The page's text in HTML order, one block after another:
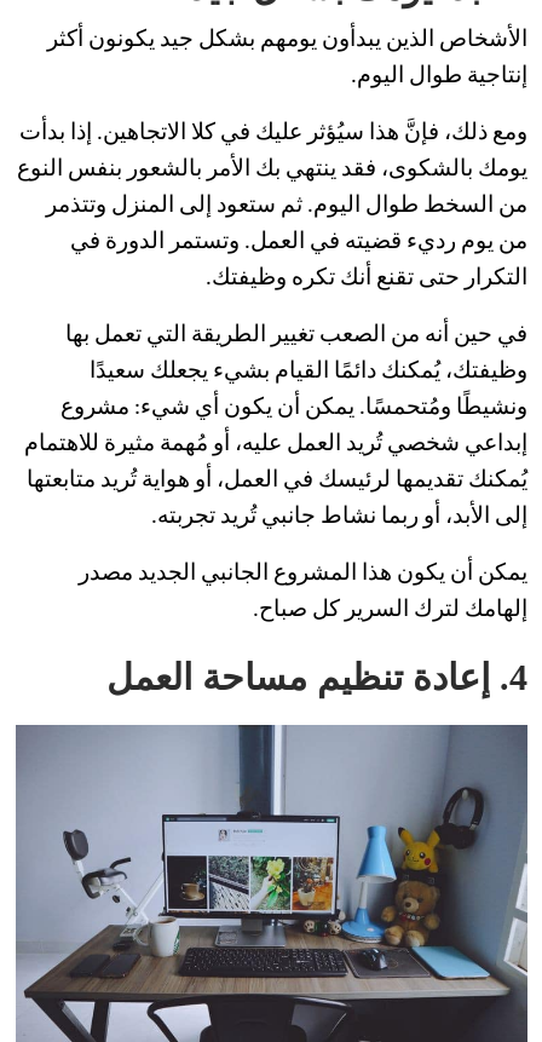
الأشخاص الذين يبدأون يومهم بشكل جيد يكونون أكثر
إنتاجية طوال اليوم.
ومع ذلك، فإنَّ هذا سيُؤثر عليك في كلا الاتجاهين. إذا بدأت
يومك بالشكوى، فقد ينتهي بك الأمر بالشعور بنفس النوع
من السخط طوال اليوم. ثم ستعود إلى المنزل وتتذمر
من يوم رديء قضيته في العمل. وتستمر الدورة في
التكرار حتى تقنع أنك تكره وظيفتك.
في حين أنه من الصعب تغيير الطريقة التي تعمل بها
وظيفتك، يُمكنك دائمًا القيام بشيء يجعلك سعيدًا
ونشيطًا ومُتحمسًا. يمكن أن يكون أي شيء: مشروع
إبداعي شخصي تُريد العمل عليه، أو مُهمة مثيرة للاهتمام
يُمكنك تقديمها لرئيسك في العمل، أو هواية تُريد متابعتها
إلى الأبد، أو ربما نشاط جانبي تُريد تجربته.
يمكن أن يكون هذا المشروع الجانبي الجديد مصدر
إلهامك لترك السرير كل صباح.
4. إعادة تنظيم مساحة العمل